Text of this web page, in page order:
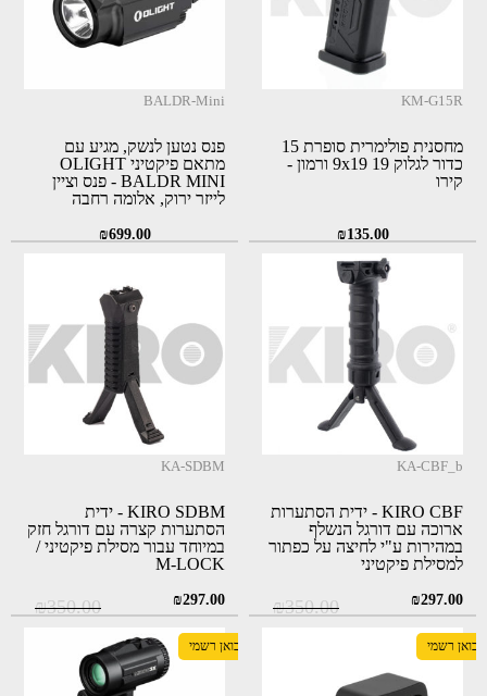
KM-G15R
מחסנית פולימרית סופרת 15
כדור לגלוק 19 9x19 ורמון -
קירו
₪135.00
BALDR-Mini
פנס נטען לנשק, מגיע עם
מתאם פיקטיני OLIGHT
BALDR MINI - פנס וציין
לייזר ירוק, אלומה רחבה
₪699.00
KA-CBF_b
KIRO CBF - ידית הסתערות
ארוכה עם דורגל הנשלף
במהירות ע"י לחיצה על כפתור
למסילת פיקטיני
₪350.00המחיר
₪350.00.
₪297.00
המחיר
₪297.00.
KA-SDBM
KIRO SDBM - ידית
הסתערות קצרה עם דורגל חזק
במיוחד עבור מסילת פיקטיני /
M-LOCK
₪350.00המחיר
היה:
₪350.00.
₪297.00
המחיר
הוא:
₪297.00.
יבואן רשמי יבואן רשמי